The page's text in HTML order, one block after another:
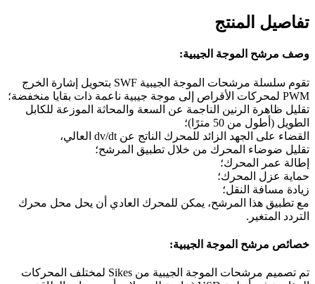
تفاصيل المنتج
وصف مرشح الموجة الجيبية:
تقوم سلسلة مرشحات الموجة الجيبية SWF بتحويل إشارة الخرج
PWM لمحركات الأقراص إلى موجة جيبية ناعمة ذات بقايا منخفضة؛
تقليل ظاهرة الرنين الناجمة عن السعة والمحاثة الموزعة للكابل
الطويل (أطول من 50 مترًا)؛
القضاء على الجهد الزائد للمحرك الناتج عن dv/dt العالي،
تقليل ضوضاء المحرك من خلال تطبيق المرشح؛
إطالة عمر المحرك؛
حماية عزل المحرك؛
زيادة مسافة النقل؛
مع تطبيق هذا المرشح، يمكن للمحرك العادي أن يحل محل محرك
التردد المتغير.
خصائص مرشح الموجة الجيبية:
تم تصميم مرشحات الموجة الجيبية من Sikes لمختلف المحركات